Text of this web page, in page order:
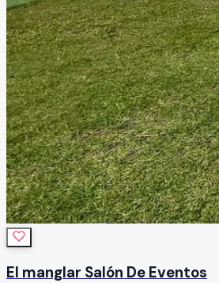
El manglar Salón De Eventos